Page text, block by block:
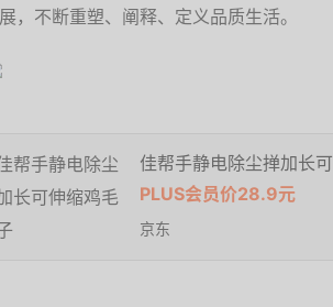
，不断重塑、阐释、定义品质生活。
佳帮手静电除尘掸加长
PLUS会员价28.9元
京东